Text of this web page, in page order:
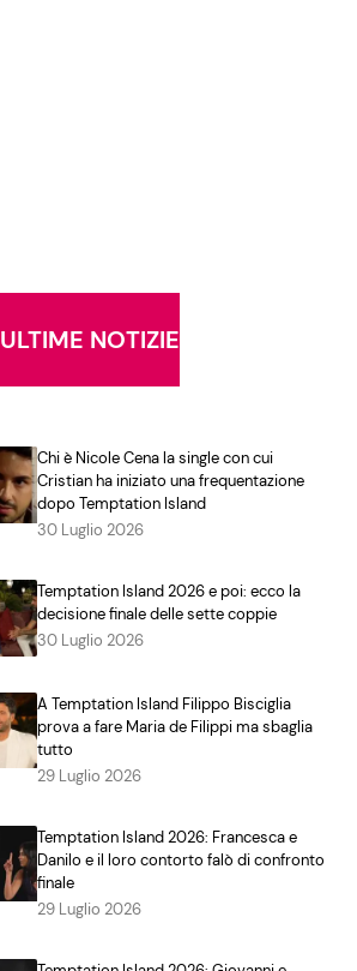
ULTIME NOTIZIE
Chi è Nicole Cena la single con cui
Cristian ha iniziato una frequentazione
dopo Temptation Island
30 Luglio 2026
Temptation Island 2026 e poi: ecco la
decisione finale delle sette coppie
30 Luglio 2026
A Temptation Island Filippo Bisciglia
prova a fare Maria de Filippi ma sbaglia
tutto
29 Luglio 2026
Temptation Island 2026: Francesca e
Danilo e il loro contorto falò di confronto
finale
29 Luglio 2026